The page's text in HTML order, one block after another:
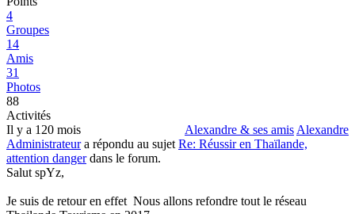
4
Groupes
14
Amis
31
Photos
88
Activités
Alexandre & ses amis Alexandre
Il y a 120 mois
Administrateura répondu au sujet Re: Réussir en Thaïlande,
attention dangerdans le forum.
Salut spYz,
Je suis de retour en effet Nous allons refondre tout le réseau